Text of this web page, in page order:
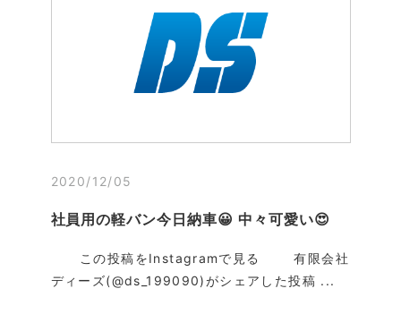
2020/12/05
社員用の軽バン今日納車😀 中々可愛い😍
この投稿をInstagramで見る 有限会社
ディーズ(@ds_199090)がシェアした投稿 ...